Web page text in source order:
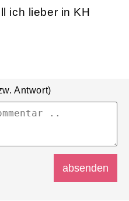
ich lieber in KH
Antwort)